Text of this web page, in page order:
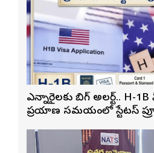
ఎన్నారైలకు బిగ్ అలర్ట్.. H-
ప్రయాణ సమయంలో స్టేటస్